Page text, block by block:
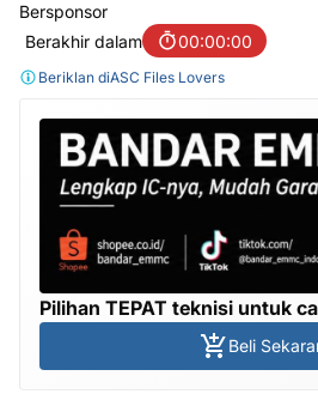
Bersponsor
Berakhir dalam
00:00:00
Beriklan diASC Files Lovers
Pilihan TEPAT teknisi untuk
Beli